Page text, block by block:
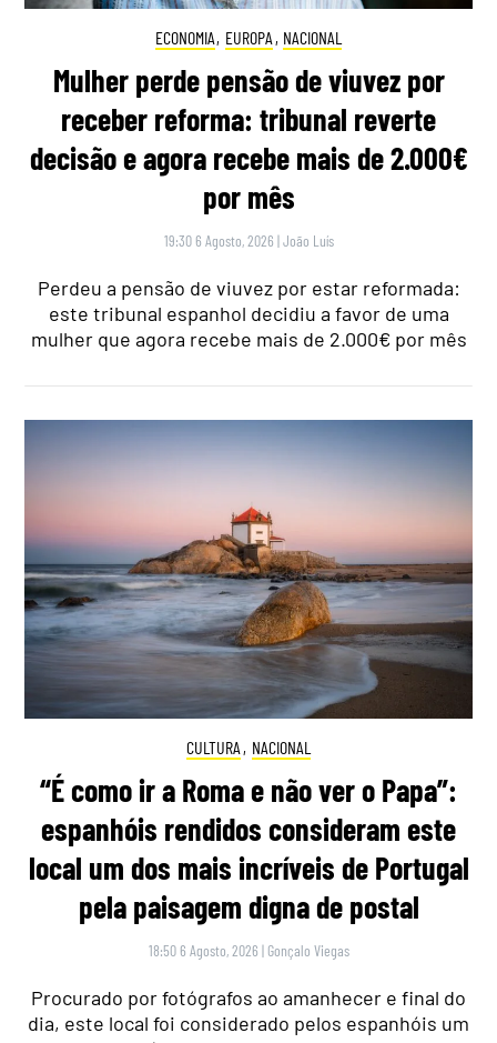
ECONOMIA, EUROPA , NACIONAL
Mulher perde pensão de viuvez por
receber reforma: tribunal reverte
decisão e agora recebe mais de 2.000€
por mês
19:30 6 Agosto, 2026 |João Luís
Perdeu a pensão de viuvez por estar reformada:
este tribunal espanhol decidiu a favor de uma
mulher que agora recebe mais de 2.000€ por mês
CULTURA , NACIONAL
“É como ir a Roma e não ver o Papa”:
espanhóis rendidos consideram este
local um dos mais incríveis de Portugal
pela paisagem digna de postal
18:50 6 Agosto, 2026 | Gonçalo Viegas
Procurado por fotógrafos ao amanhecer e final do
dia, este local foi considerado pelos espanhóis um